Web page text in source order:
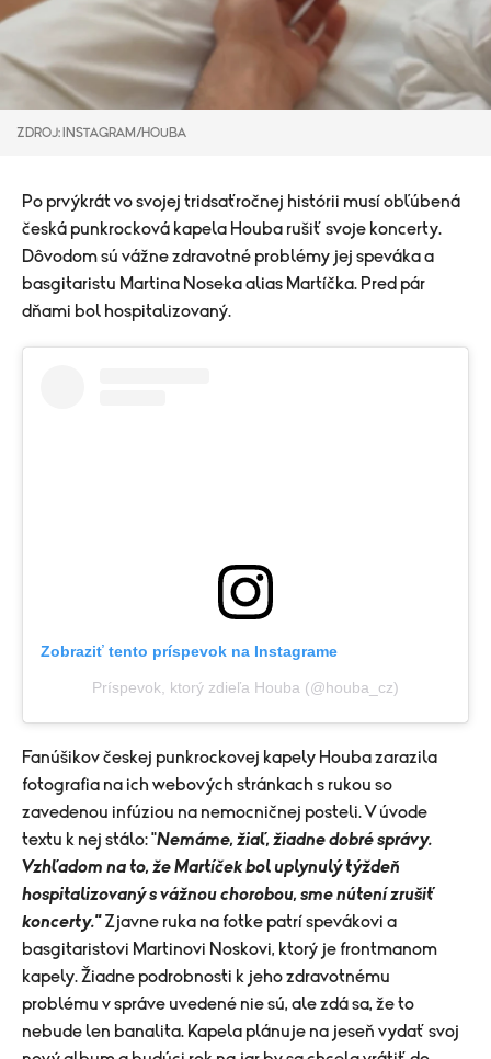
ZDROJ: INSTAGRAM/HOUBA
Po prvýkrát vo svojej tridsaťročnej histórii musí obľúbená
česká punkrocková kapela Houba rušiť svoje koncerty.
Dôvodom sú vážne zdravotné problémy jej speváka a
basgitaristu Martina Noseka alias Martíčka. Pred pár
dňami bol hospitalizovaný.
Zobraziť tento príspevok na Instagrame
Príspevok, ktorý zdieľa Houba (@houba_cz)
Fanúšikov českej punkrockovej kapely Houba zarazila
fotografia na ich webových stránkach s rukou so
zavedenou infúziou na nemocničnej posteli. V úvode
textu k nej stálo: "Nemáme, žiaľ, žiadne dobré správy.
Vzhľadom na to, že Martíček bol uplynulý týždeň
hospitalizovaný s vážnou chorobou, sme nútení zrušiť
koncerty."Zjavne ruka na fotke patrí spevákovi a
basgitaristovi Martinovi Noskovi, ktorý je frontmanom
kapely. Žiadne podrobnosti k jeho zdravotnému
problému v správe uvedené nie sú, ale zdá sa, že to
nebude len banalita. Kapela plánuje na jeseň vydať svoj